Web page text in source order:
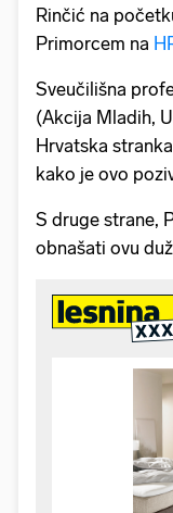
Rinčić na
Primorcem na
Sveučilišna
(Akcija Mladih,
Hrvatska
kako je ovo
S druge strane,
obnašati ovu